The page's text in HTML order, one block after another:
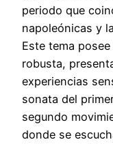
periodo que
napoleónicas y
Este tema
robusta,
experiencias
sonata del
segundo
donde se